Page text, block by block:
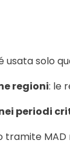
usata solo
regioni: le
periodi
tramite